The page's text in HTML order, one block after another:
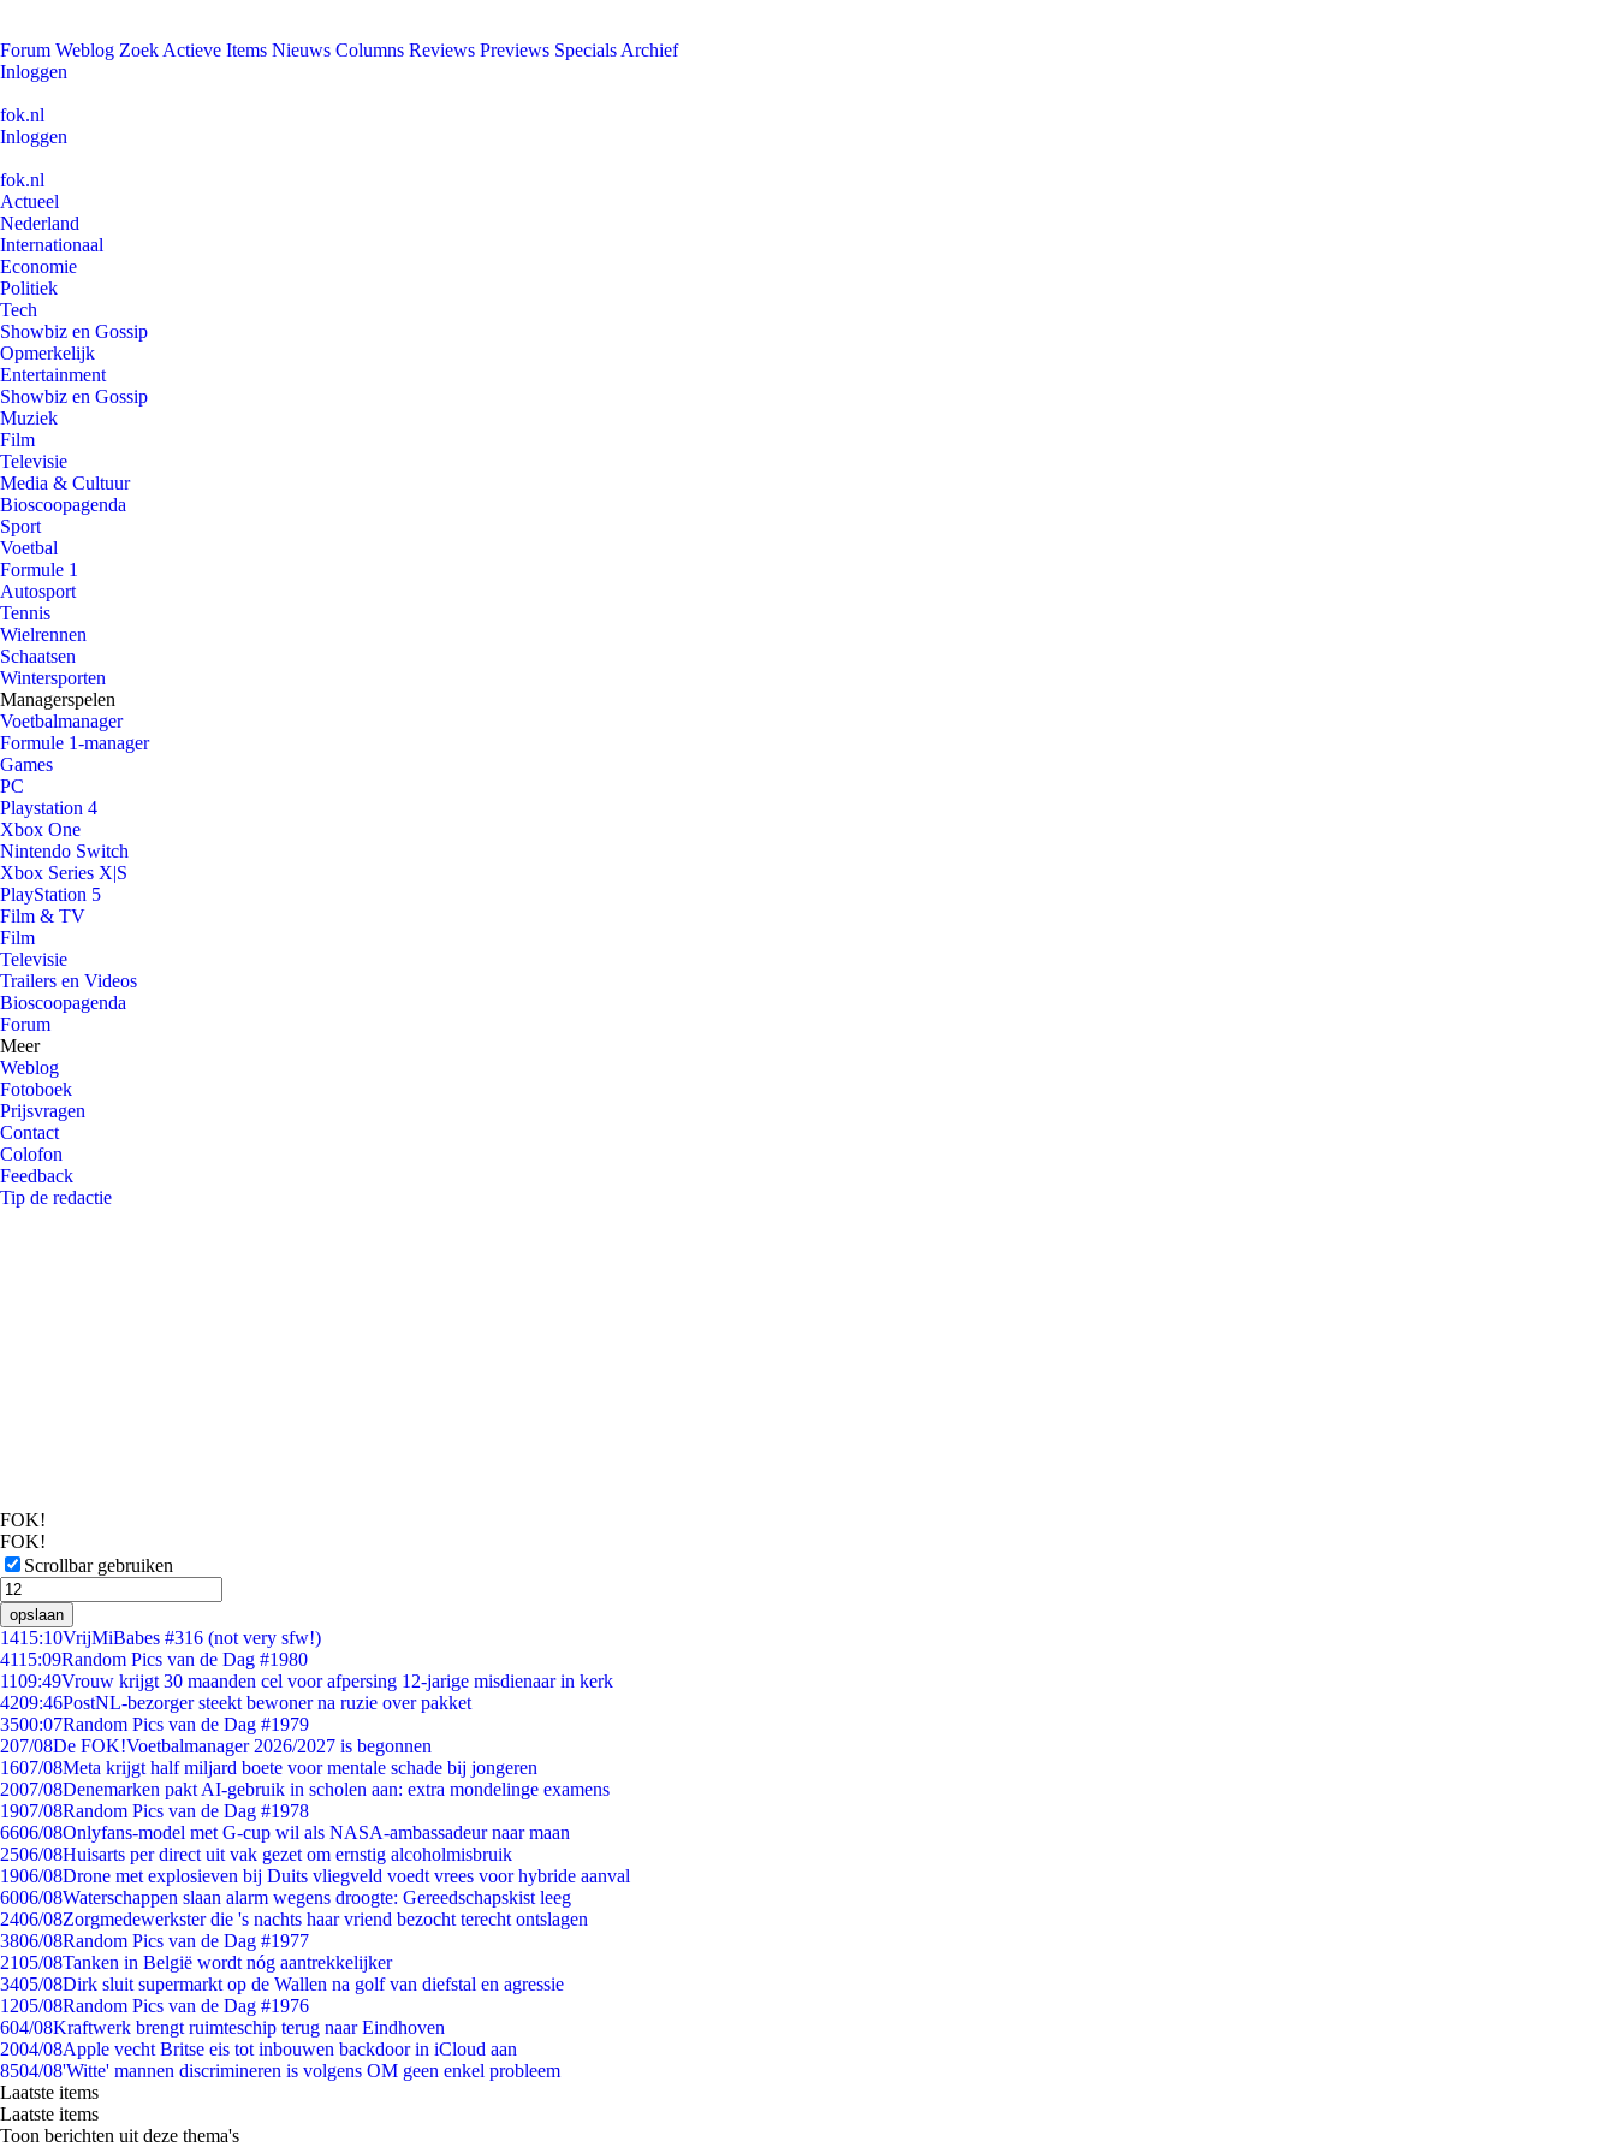
Forum Weblog Zoek Actieve Items Nieuws Columns Reviews Previews Specials Archief
Inloggen
fok.nl
Inloggen
fok.nl
Actueel
Nederland
Internationaal
Economie
Politiek
Tech
Showbiz en Gossip
Opmerkelijk
Entertainment
Showbiz en Gossip
Muziek
Film
Televisie
Media & Cultuur
Bioscoopagenda
Sport
Voetbal
Formule 1
Autosport
Tennis
Wielrennen
Schaatsen
Wintersporten
Managerspelen
Voetbalmanager
Formule 1-manager
Games
PC
Playstation 4
Xbox One
Nintendo Switch
Xbox Series X|S
PlayStation 5
Film & TV
Film
Televisie
Trailers en Videos
Bioscoopagenda
Forum
Meer
Weblog
Fotoboek
Prijsvragen
Contact
Colofon
Feedback
Tip de redactie
FOK!
FOK!
Scrollbar gebruiken
opslaan
1415:10VrijMiBabes #316 (not very sfw!)
4115:09Random Pics van de Dag #1980
1109:49Vrouw krijgt 30 maanden cel voor afpersing 12-jarige misdienaar in kerk
4209:46PostNL-bezorger steekt bewoner na ruzie over pakket
3500:07Random Pics van de Dag #1979
207/08De FOK!Voetbalmanager 2026/2027 is begonnen
1607/08Meta krijgt half miljard boete voor mentale schade bij jongeren
2007/08Denemarken pakt AI-gebruik in scholen aan: extra mondelinge examens
1907/08Random Pics van de Dag #1978
6606/08Onlyfans-model met G-cup wil als NASA-ambassadeur naar maan
2506/08Huisarts per direct uit vak gezet om ernstig alcoholmisbruik
1906/08Drone met explosieven bij Duits vliegveld voedt vrees voor hybride aanval
6006/08Waterschappen slaan alarm wegens droogte: Gereedschapskist leeg
2406/08Zorgmedewerkster die 's nachts haar vriend bezocht terecht ontslagen
3806/08Random Pics van de Dag #1977
2105/08Tanken in België wordt nóg aantrekkelijker
3405/08Dirk sluit supermarkt op de Wallen na golf van diefstal en agressie
1205/08Random Pics van de Dag #1976
604/08Kraftwerk brengt ruimteschip terug naar Eindhoven
2004/08Apple vecht Britse eis tot inbouwen backdoor in iCloud aan
8504/08'Witte' mannen discrimineren is volgens OM geen enkel probleem
Laatste items
Laatste items
Toon berichten uit deze thema's